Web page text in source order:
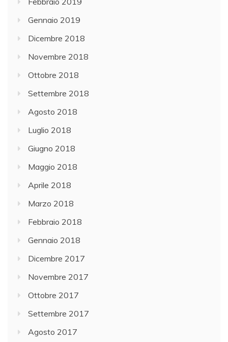
Gennaio 2019
Dicembre 2018
Novembre 2018
Ottobre 2018
Settembre 2018
Agosto 2018
Luglio 2018
Giugno 2018
Maggio 2018
Aprile 2018
Marzo 2018
Febbraio 2018
Gennaio 2018
Dicembre 2017
Novembre 2017
Ottobre 2017
Settembre 2017
Agosto 2017